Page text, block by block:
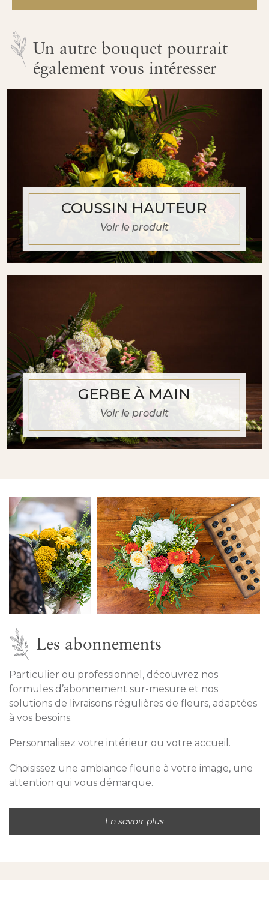
Cœur
Un autre bouquet pourrait
également vous intéresser
COUSSIN HAUTEUR
Voir le produit
GERBE À MAIN
Voir le produit
Les abonnements
Particulier ou professionnel, découvrez nos
formules d’abonnement sur-mesure et nos
solutions de livraisons régulières de fleurs, adaptées
à vos besoins.
Personnalisez votre intérieur ou votre accueil.
Choisissez une ambiance fleurie à votre image, une
attention qui vous démarque.
En savoir plus